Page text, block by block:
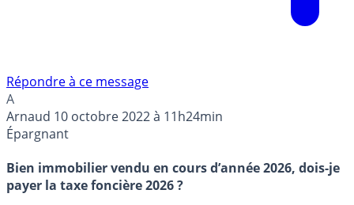
Répondre à ce message
A
Arnaud 10 octobre 2022 à 11h24min
Épargnant
Bien immobilier vendu en cours d’année 2026, dois-je
payer la taxe foncière 2026 ?